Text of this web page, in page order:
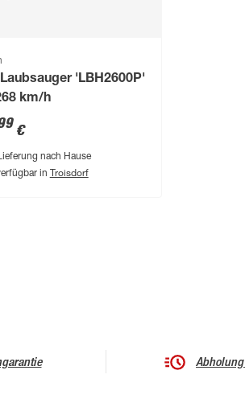
'LBH2600P'
km/h
€
nach Hause
in Troisdorf